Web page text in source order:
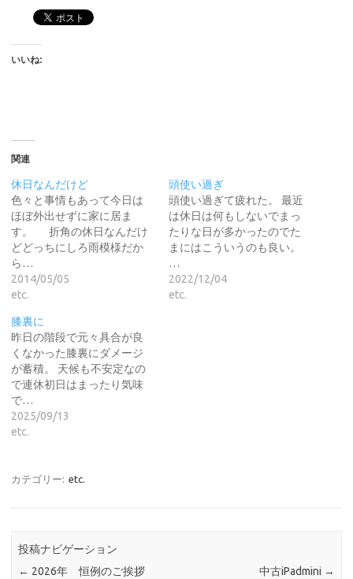
いいね:
関連
休日なんだけど
色々と事情もあって今日は
ほぼ外出せずに家に居ま
す。 折角の休日なんだけ
どどっちにしろ雨模様だか
ら…
2014/05/05
etc.
頭使い過ぎ
頭使い過ぎて疲れた。 最近
は休日は何もしないでまっ
たりな日が多かったのでた
まにはこういうのも良い。
…
2022/12/04
etc.
膝裏に
昨日の階段で元々具合が良
くなかった膝裏にダメージ
が蓄積。 天候も不安定なの
で連休初日はまったり気味
で…
2025/09/13
etc.
カテゴリー: etc.
投稿ナビゲーション
← 2026年 恒例のご挨拶 中古iPadmini →